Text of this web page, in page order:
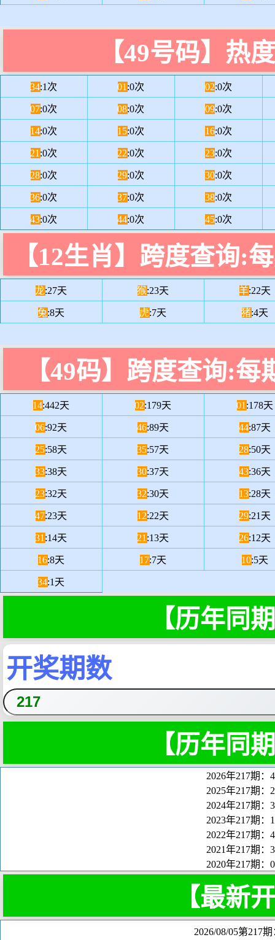
【49号码】热
34:1次 01 :0次 02:0次
07:0次 08:0次 09:0次
14:0次 15:0次 16:0次
21 :0次 22:0次 23:0次
28:0次 29:0次 30:0次
36:0次 37:0次 38:0次
43:0次 44:0次 45:0次
【12生肖】跨度查询:
龙:27天 猴:23天 羊:22天
兔:8天 虎:7天 猪:4天
【49码】跨度查询:每
14:442天 02:179天 01 :178天
06:92天 46:89天 44:87天
25:58天 35:57天 28:50天
33:38天 30:37天 43:36天
23:32天 32:30天 13:28天
47:23天 12:22天 29:21天
31 :14天 21 :13天 26:12天
16:8天 17:7天 10:5天
34:1天
【历年同
开奖期数
【历年同
2026年217期：
2025年217期：
2024年217期：
2023年217期：
2022年217期：
2021年217期：
2020年217期：
【最新
2026/08/05第217